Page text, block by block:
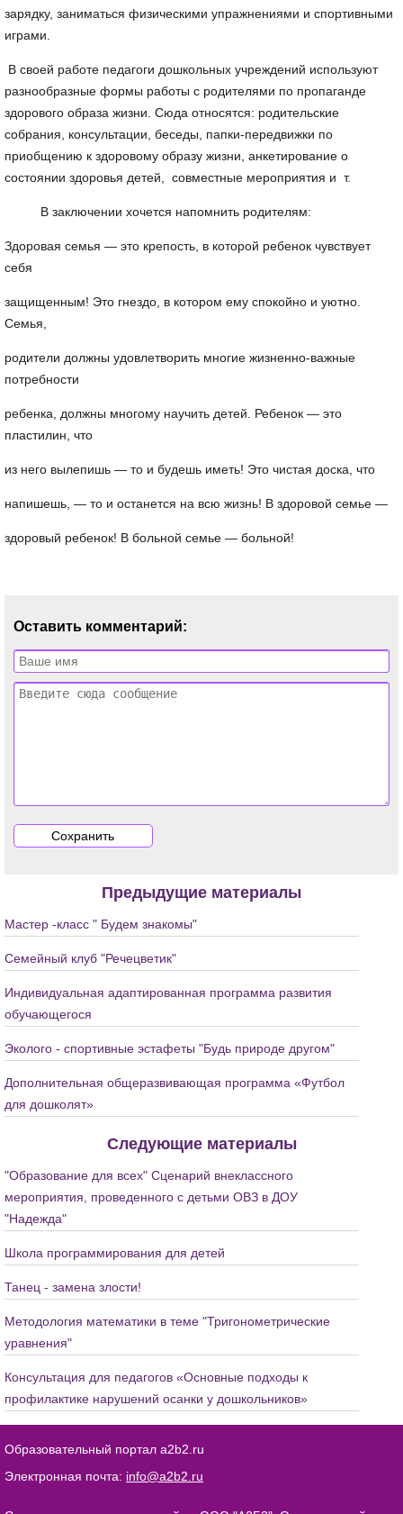
зарядку, заниматься физическими упражнениями и спортивными
играми.
В своей работе педагоги дошкольных учреждений используют
разнообразные формы работы с родителями по пропаганде
здорового образа жизни. Сюда относятся: родительские
собрания, консультации, беседы, папки-передвижки по
приобщению к здоровому образу жизни, анкетирование о
состоянии здоровья детей, совместные мероприятия и т.
В заключении хочется напомнить родителям:
Здоровая семья — это крепость, в которой ребенок чувствует
себя
защищенным! Это гнездо, в котором ему спокойно и уютно.
Семья,
родители должны удовлетворить многие жизненно-важные
потребности
ребенка, должны многому научить детей. Ребенок — это
пластилин, что
из него вылепишь — то и будешь иметь! Это чистая доска, что
напишешь, — то и останется на всю жизнь! В здоровой семье —
здоровый ребенок! В больной семье — больной!
Оставить комментарий:
Предыдущие материалы
Мастер -класс " Будем знакомы"
Семейный клуб "Речецветик"
Индивидуальная адаптированная программа развития
обучающегося
Эколого - спортивные эстафеты "Будь природе другом"
Дополнительная общеразвивающая программа «Футбол
для дошколят»
Следующие материалы
"Образование для всех" Сценарий внеклассного
мероприятия, проведенного с детьми ОВЗ в ДОУ
"Надежда"
Школа программирования для детей
Танец - замена злости!
Методология математики в теме "Тригонометрические
уравнения"
Консультация для педагогов «Основные подходы к
профилактике нарушений осанки у дошкольников»
Образовательный портал a2b2.ru
Электронная почта: info@a2b2.ru